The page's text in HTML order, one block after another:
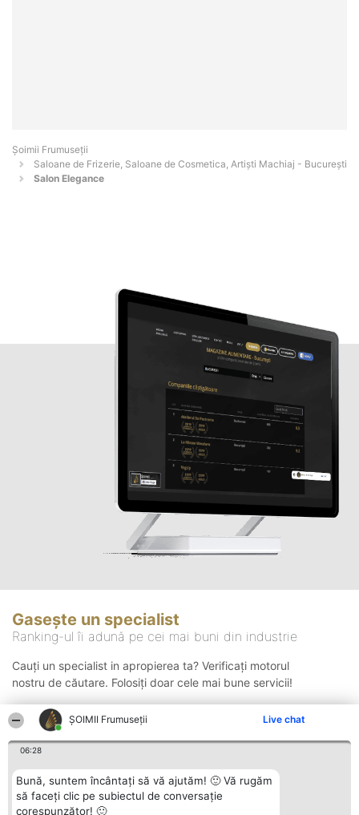
ȘOIMII Frumuseții Live chat
06:28
Bună, suntem încântați să vă ajutăm! 🙂 Vă rugăm
să faceți clic pe subiectul de conversație
corespunzător! 🙂
Șoimii Frumuseții
Saloane de Frizerie, Saloane de Cosmetica, Artiști Machiaj - Bucureşti
Salon Elegance
Gasește un specialist
Ranking-ul îi adună pe cei mai buni din industrie
Cauți un specialist in apropierea ta? Verificați motorul
nostru de căutare. Folosiți doar cele mai bune servicii!